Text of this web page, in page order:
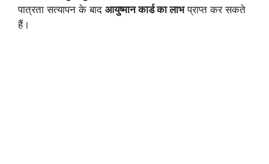
पात्रता सत्यापन के बाद आयुष्मान कार्ड का लाभप्राप्त कर सकते
हैं।